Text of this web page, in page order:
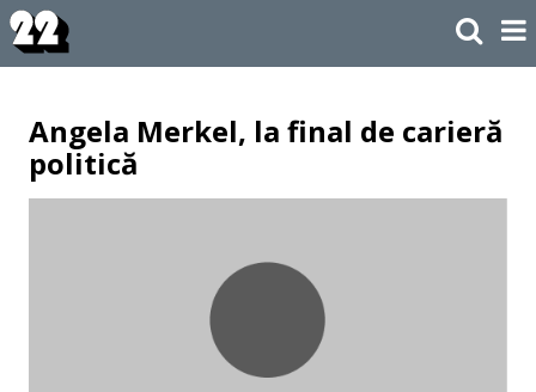
Angela Merkel, la final de carieră
politică